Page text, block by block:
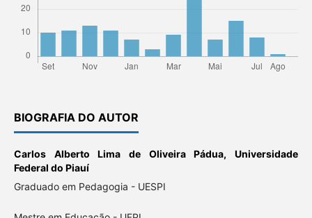
BIOGRAFIA DO AUTOR
Carlos Alberto Lima de Oliveira Pádua,Universidade
Federal do Piauí
Graduado em Pedagogia - UESPI